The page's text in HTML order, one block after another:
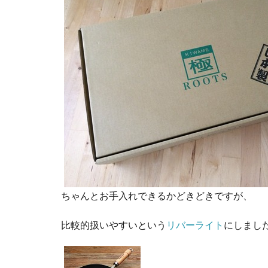
ちゃんとお手入れできるかどきどきですが、
比較的扱いやすいという リバーライト にしまし